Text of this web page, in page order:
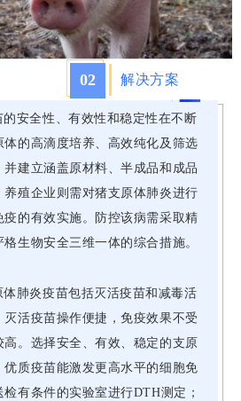
02 解决方案
安全性、有效性和稳定性在不断
的高滴度培养、高效纯化及筛选
建立涵盖原材料、半成品和成品
养殖企业则需对猪支原体肺炎进行
的有效实施。防控该病需采取精
生物安全三维一体的综合措施。
肺炎疫苗包括灭活疫苗和减毒活
活疫苗操作便捷，免疫效果不受
。选择安全、有效、稳定的支原
质疫苗能激发更高水平的细胞免
有条件的实验室进行DTH测定；